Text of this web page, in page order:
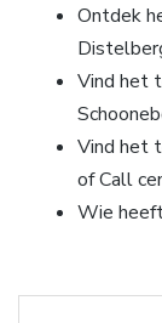
Ontdek
Vind het
Vind het
of Call
Wie